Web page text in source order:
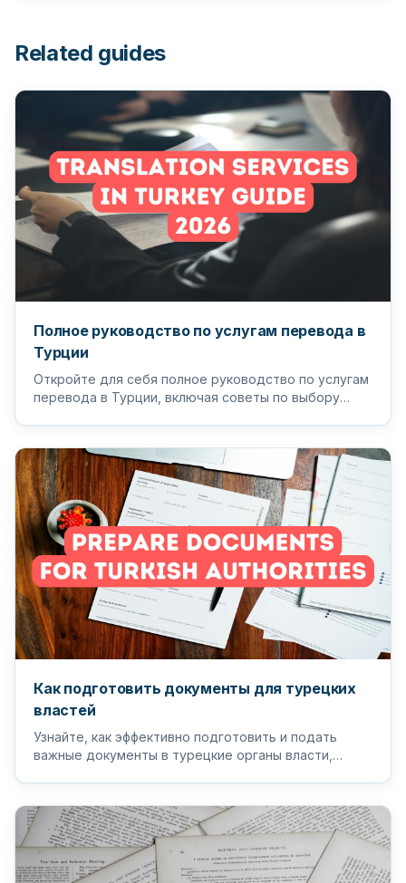
Related guides
Полное руководство по услугам перевода в
Турции
Откройте для себя полное руководство по услугам
перевода в Турции, включая советы по выбору
Как подготовить документы для турецких
властей
Узнайте, как эффективно подготовить и подать
важные документы в турецкие органы власти,